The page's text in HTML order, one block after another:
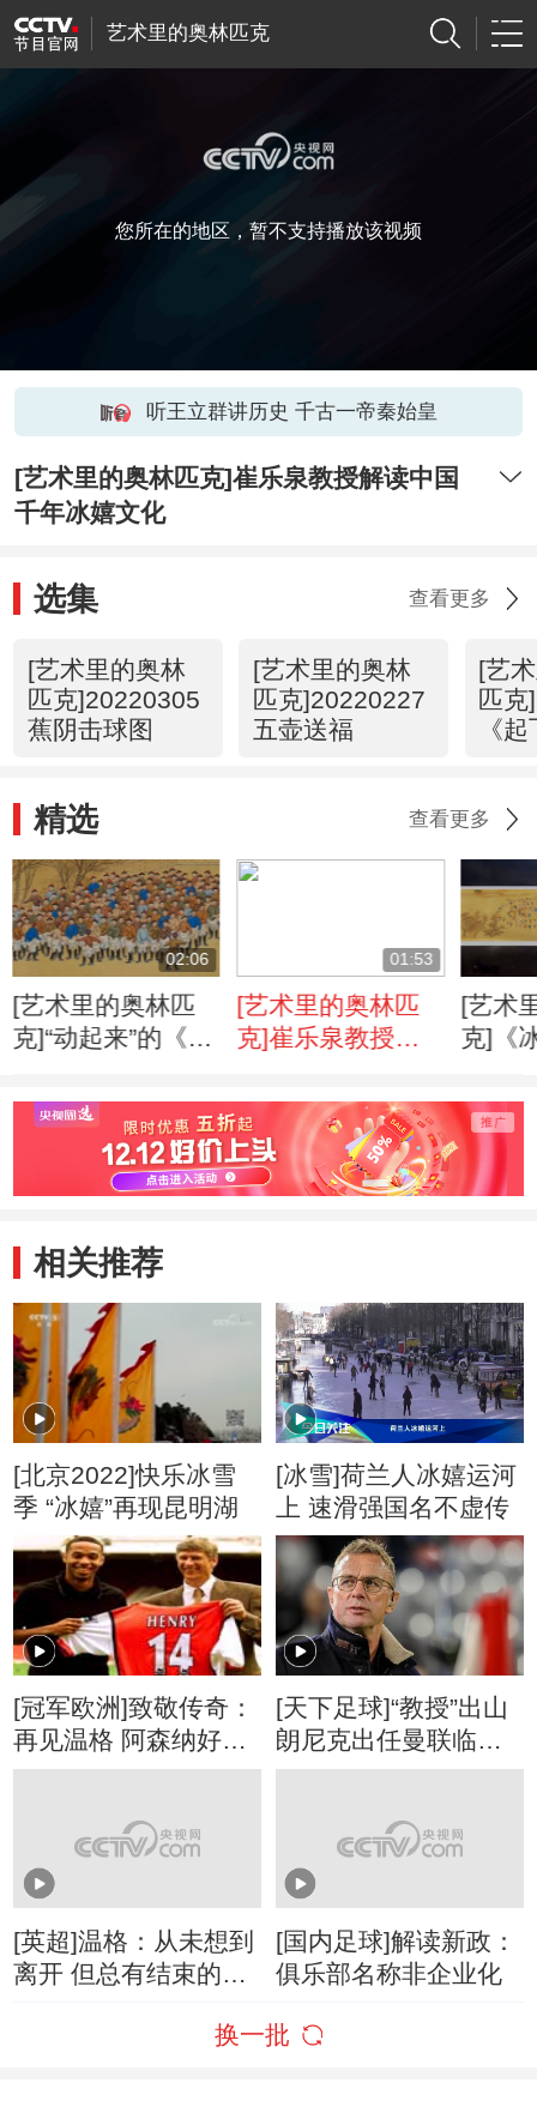
艺术里的奥林匹克
您所在的地区，暂不支持播放该视频
听王立群讲历史 千古一帝秦始皇
[艺术里的奥林匹克]崔乐泉教授解读中国
千年冰嬉文化
选集 查看更多
[艺术里的奥林
匹克]20220305
蕉阴击球图
[艺术里的奥林
匹克]20220227
五壶送福
[艺
匹克
《
精选 查看更多
02:06
[艺术里的奥林匹
克]“动起来”的《冰
01:53
[艺术里的奥林匹
克]崔乐泉教授解
化
[艺术
克]《
相关推荐
[北京2022]快乐冰雪
季 “冰嬉”再现昆明湖
[冰雪]荷兰人冰嬉运河
上 速滑强国名不虚传
[冠军欧洲]致敬传奇：
再见温格 阿森纳好
运！
[天下足球]“教授”出山
朗尼克出任曼联临时
主帅
[英超]温格：从未想到
离开 但总有结束的一
[国内足球]解读新政：
俱乐部名称非企业化
换一批